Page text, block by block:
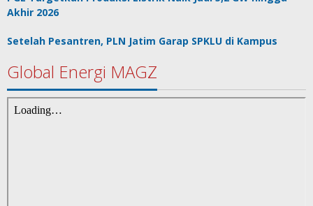
Akhir 2026
Setelah Pesantren, PLN Jatim Garap SPKLU di Kampus
Global Energi MAGZ